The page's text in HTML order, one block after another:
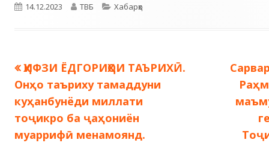
Опубликовано
14.12.2023 Автор
ТВБ Рубрики
Хабарҳо
Навигация
по
записям
Предыдущая
запись:
ҲИФЗИ ЁДГОРИҲОИ ТАЪРИХӢ.
Онҳо таъриху тамаддуни
куҳанбунёди миллати
тоҷикро ба ҷаҳониён
муаррифӣ менамоянд.